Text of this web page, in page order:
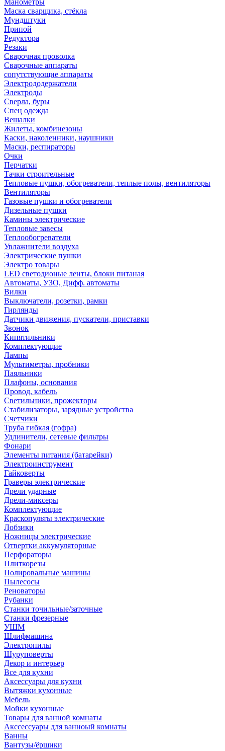
Манометры
Маска сварщика, стёкла
Мундштуки
Припой
Редуктора
Резаки
Сварочная проволка
Сварочные аппараты
сопутствующие аппараты
Электрододержатели
Электроды
Сверла, буры
Спец одежда
Вешалки
Жилеты, комбинезоны
Каски, наколенники, наушники
Маски, респираторы
Очки
Перчатки
Тачки строительные
Тепловые пушки, обогреватели, теплые полы, вентиляторы
Вентиляторы
Газовые пушки и обогреватели
Дизельные пушки
Камины электрические
Тепловые завесы
Теплообогреватели
Увлажнители воздуха
Электрические пушки
Электро товары
LED светодионые ленты, блоки питаная
Автоматы, УЗО, Дифф. автоматы
Вилки
Выключатели, розетки, рамки
Гирлянды
Датчики движения, пускатели, приставки
Звонок
Кипятильники
Комплектующие
Лампы
Мультиметры, пробники
Паяльники
Плафоны, основания
Провод, кабель
Светильники, прожекторы
Стабилизаторы, зарядные устройства
Счетчики
Труба гибкая (гофра)
Удлинители, сетевые фильтры
Фонари
Элементы питания (батарейки)
Электроинструмент
Гайковерты
Граверы электрические
Дрели ударные
Дрели-миксеры
Комплектующие
Краскопульты электрические
Лобзики
Ножницы электрические
Отвертки аккумуляторные
Перфораторы
Плиткорезы
Полировальные машины
Пылесосы
Реноваторы
Рубанки
Станки точильные/заточные
Станки фрезерные
УШМ
Шлифмашина
Электропилы
Шуруповерты
Декор и интерьер
Все для кухни
Аксессуары для кухни
Вытяжки кухонные
Мебель
Мойки кухонные
Товары для ванной комнаты
Акссессуары для ванноый комнаты
Ванны
Вантузы/ёршики